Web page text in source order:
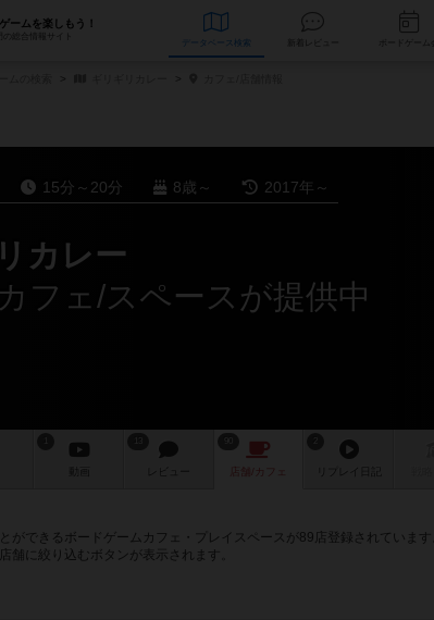
ームを楽しもう！
の総合情報サイト
データベース
15分～20分 8歳～ 2017年～
カレー
フェ/スペースが提供中
レビュー 店舗/ カフェ
ができるボードゲームカフェ・プレイスペースが89店登録されていま
舗に絞り込むボタンが表示されます。